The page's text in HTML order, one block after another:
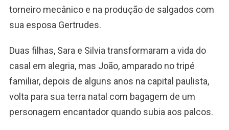
torneiro mecânico e na produção de salgados com
sua esposa Gertrudes.
Duas filhas, Sara e Silvia transformaram a vida do
casal em alegria, mas João, amparado no tripé
familiar, depois de alguns anos na capital paulista,
volta para sua terra natal com bagagem de um
personagem encantador quando subia aos palcos.